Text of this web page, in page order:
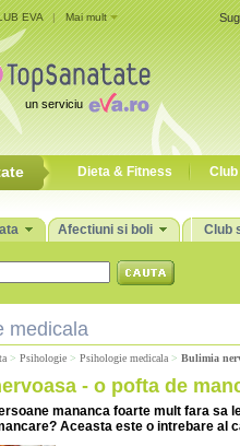
EVA | Mai mult
un serviciu
Dieta & Fitness
Afectiuni si boli Club
medicala
> Psihologie > Psihologie medicala > Bulimia
- o pofta de
mananca foarte mult fara sa
Aceasta este o intrebare al